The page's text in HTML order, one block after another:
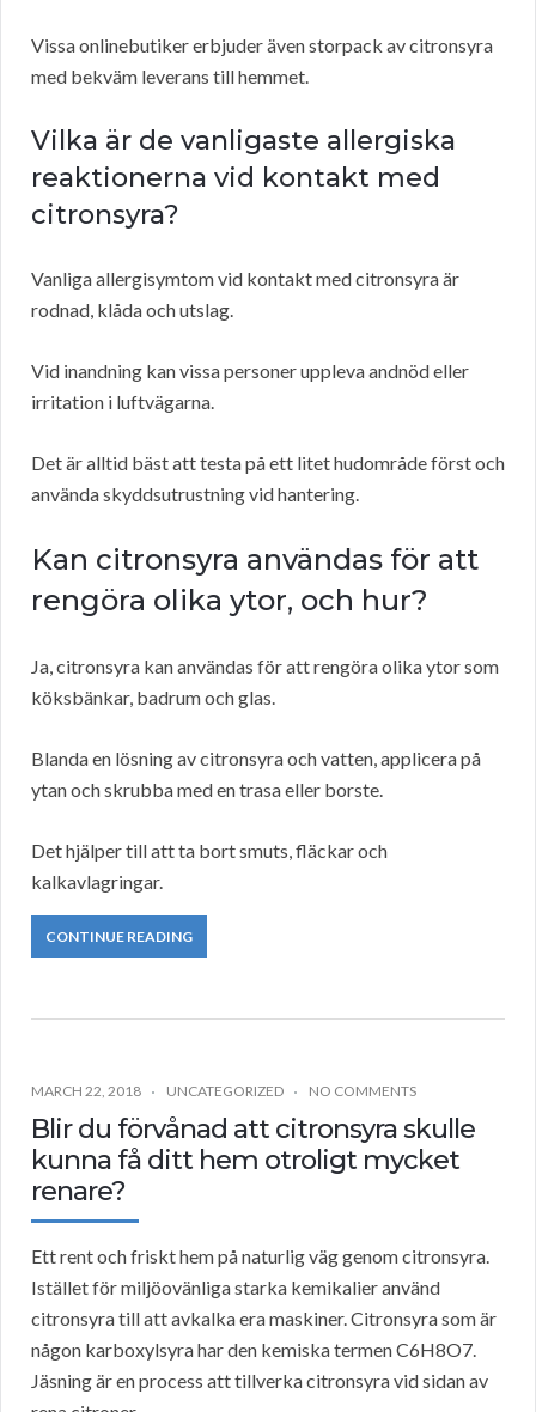
Vissa onlinebutiker erbjuder även storpack av citronsyra
med bekväm leverans till hemmet.
Vilka är de vanligaste allergiska
reaktionerna vid kontakt med
citronsyra?
Vanliga allergisymtom vid kontakt med citronsyra är
rodnad, klåda och utslag.
Vid inandning kan vissa personer uppleva andnöd eller
irritation i luftvägarna.
Det är alltid bäst att testa på ett litet hudområde först och
använda skyddsutrustning vid hantering.
Kan citronsyra användas för att
rengöra olika ytor, och hur?
Ja, citronsyra kan användas för att rengöra olika ytor som
köksbänkar, badrum och glas.
Blanda en lösning av citronsyra och vatten, applicera på
ytan och skrubba med en trasa eller borste.
Det hjälper till att ta bort smuts, fläckar och
kalkavlagringar.
CONTINUE READING
MARCH 22, 2018 UNCATEGORIZED NO COMMENTS
Blir du förvånad att citronsyra skulle
kunna få ditt hem otroligt mycket
renare?
Ett rent och friskt hem på naturlig väg genom citronsyra.
Istället för miljöovänliga starka kemikalier använd
citronsyra till att avkalka era maskiner. Citronsyra som är
någon karboxylsyra har den kemiska termen C6H8O7.
Jäsning är en process att tillverka citronsyra vid sidan av